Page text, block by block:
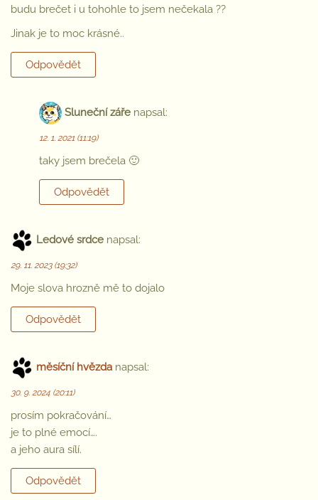
budu brečet i u tohohle to jsem nečekala ??
Jinak je to moc krásné..
Odpovědět
Sluneční záře napsal:
12. 1. 2021 (11:19)
taky jsem brečela 🙂
Odpovědět
Ledové srdce napsal:
29. 11. 2023 (19:32)
Moje slova hrozně mě to dojalo
Odpovědět
měsíční hvězda napsal:
30. 9. 2024 (20:11)
prosím pokračování…
je to plné emocí….
a jeho aura sílí.
Odpovědět